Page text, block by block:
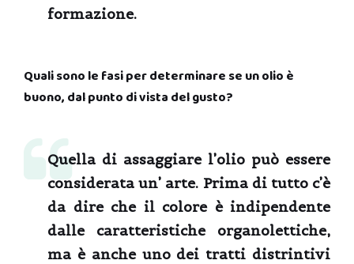
formazione.
Quali sono le fasi per determinare se un olio è
buono, dal punto di vista del gusto?
Quella di assaggiare l’olio può essere
considerata un’ arte. Prima di tutto c’è
da dire che il colore è indipendente
dalle caratteristiche organolettiche,
ma è anche uno dei tratti distrintivi